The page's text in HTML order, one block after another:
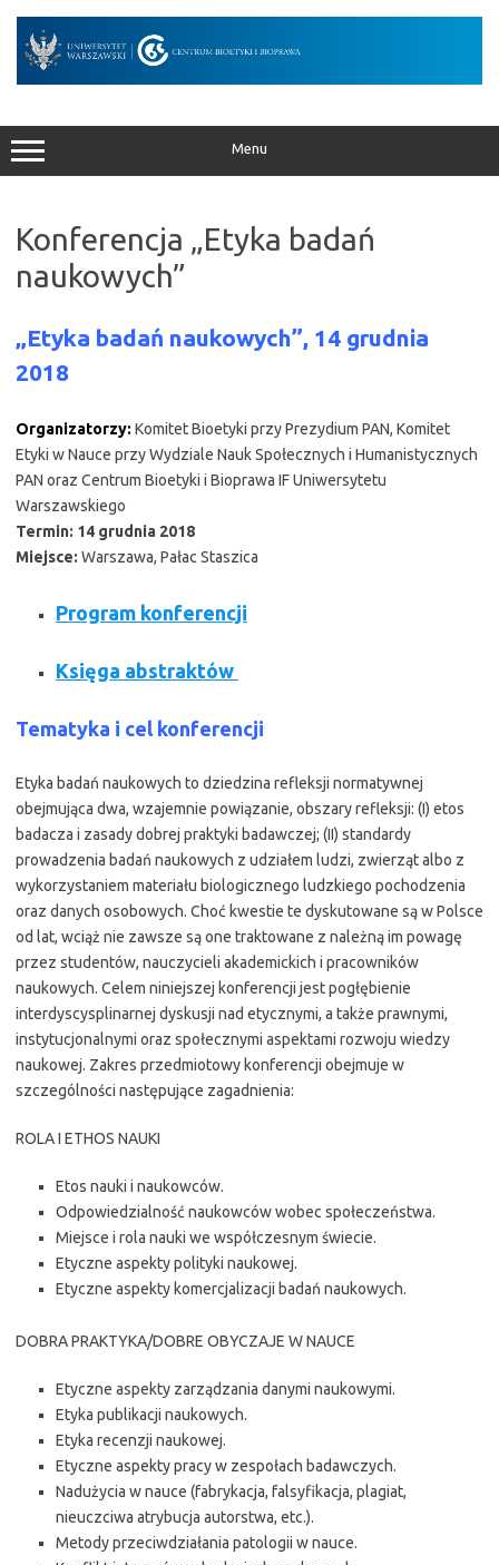
treści
Menu
Konferencja „Etyka badań
naukowych”
„Etyka badań naukowych”, 14 grudnia
2018
Organizatorzy: Komitet Bioetyki przy Prezydium PAN, Komitet
Etyki w Nauce przy Wydziale Nauk Społecznych i Humanistycznych
PAN oraz Centrum Bioetyki i Bioprawa IF Uniwersytetu
Warszawskiego
Termin: 14 grudnia 2018
Miejsce: Warszawa, Pałac Staszica
Program konferencji
Księga abstraktów
Tematyka i cel konferencji
Etyka badań naukowych to dziedzina refleksji normatywnej
obejmująca dwa, wzajemnie powiązanie, obszary refleksji: (I) etos
badacza i zasady dobrej praktyki badawczej; (II) standardy
prowadzenia badań naukowych z udziałem ludzi, zwierząt albo z
wykorzystaniem materiału biologicznego ludzkiego pochodzenia
oraz danych osobowych. Choć kwestie te dyskutowane są w Polsce
od lat, wciąż nie zawsze są one traktowane z należną im powagę
przez studentów, nauczycieli akademickich i pracowników
naukowych. Celem niniejszej konferencji jest pogłębienie
interdyscysplinarnej dyskusji nad etycznymi, a także prawnymi,
instytucjonalnymi oraz społecznymi aspektami rozwoju wiedzy
naukowej. Zakres przedmiotowy konferencji obejmuje w
szczególności następujące zagadnienia:
ROLA I ETHOS NAUKI
Etos nauki i naukowców.
Odpowiedzialność naukowców wobec społeczeństwa.
Miejsce i rola nauki we współczesnym świecie.
Etyczne aspekty polityki naukowej.
Etyczne aspekty komercjalizacji badań naukowych.
DOBRA PRAKTYKA/DOBRE OBYCZAJE W NAUCE
Etyczne aspekty zarządzania danymi naukowymi.
Etyka publikacji naukowych.
Etyka recenzji naukowej.
Etyczne aspekty pracy w zespołach badawczych.
Nadużycia w nauce (fabrykacja, falsyfikacja, plagiat,
nieuczciwa atrybucja autorstwa, etc.).
Metody przeciwdziałania patologii w nauce.